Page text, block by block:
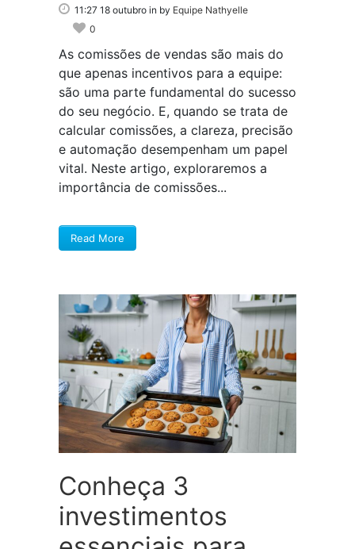
11:27 18 outubro in by Equipe Nathyelle
0
As comissões de vendas são mais do
que apenas incentivos para a equipe:
são uma parte fundamental do sucesso
do seu negócio. E, quando se trata de
calcular comissões, a clareza, precisão
e automação desempenham um papel
vital. Neste artigo, exploraremos a
importância de comissões...
Read More
Conheça 3
investimentos